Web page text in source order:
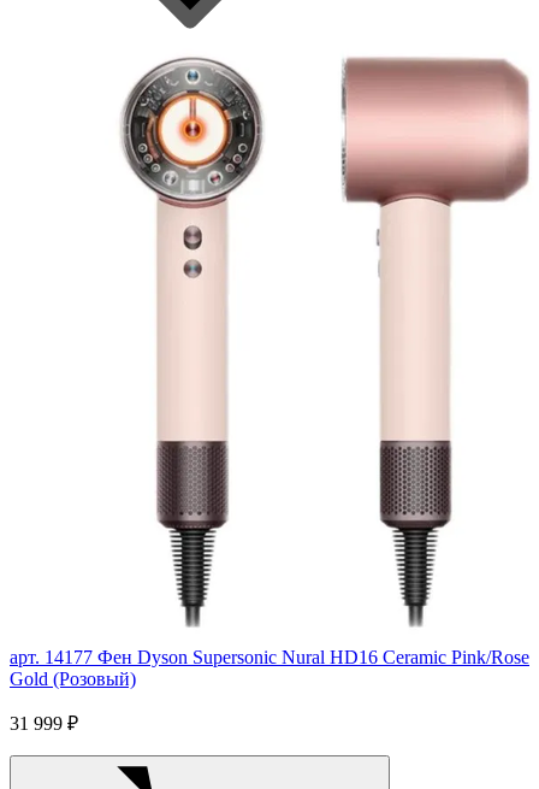
арт. 14177 Фен Dyson Supersonic Nural HD16 Ceramic Pink/Rose
Gold (Розовый)
31 999 ₽